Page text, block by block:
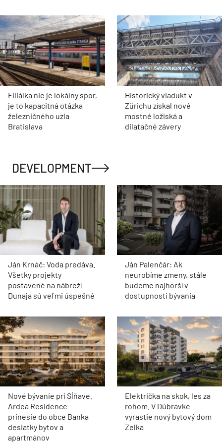
Filiálka nie je lokálny spor,
je to kapacitná otázka
železničného uzla
Bratislava
Historický viadukt v
Zürichu získal nové
mostné ložiská a
dilatačné závery
DEVELOPMENT
Ján Krnáč: Voda predáva.
Všetky projekty
postavené na nábreží
Dunaja sú veľmi úspešné
Ján Palenčár: Ak
neurobíme zmeny, stále
budeme najhorší v
dostupnosti bývania
Nové bývanie pri Sĺňave.
Ardea Residence
prinesie do obce Banka
desiatky bytov a
apartmánov
Električka na skok, les za
rohom. V Dúbravke
vyrastie nový bytový dom
Zelka